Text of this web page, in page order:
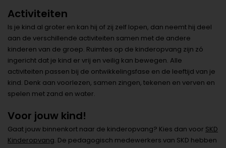
Activiteiten
Is je kind al groter en kan hij of zij zelf lopen, dan neemt hij deel
aan de verschillende activiteiten samen met de andere
kinderen van de groep. Ruimtes op de kinderopvang zijn zó
ingericht dat je kind er vrij en veilig kan bewegen. Alle
activiteiten passen bij de ontwikkelingsfase en de leeftijd van je
kind. Denk aan voorlezen, samen zingen, tekenen en verven en
spelen met zand en water.
Voor jouw kind!
Gaat jouw binnenkort naar de kinderopvang? Kies dan voor SKD
Kinderopvang. De pedagogisch medewerkers van SKD hebben